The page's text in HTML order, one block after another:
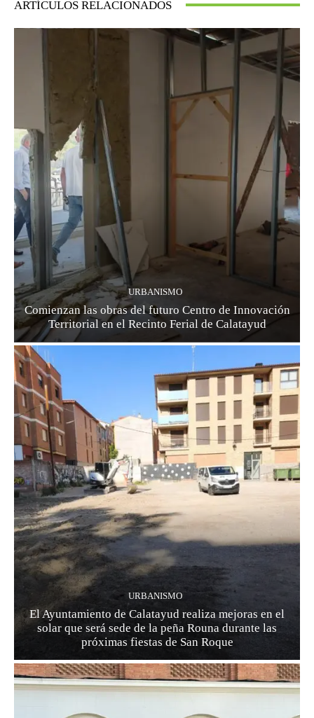
ARTÍCULOS RELACIONADOS
URBANISMO
Comienzan las obras del futuro Centro de Innovación
Territorial en el Recinto Ferial de Calatayud
URBANISMO
El Ayuntamiento de Calatayud realiza mejoras en el
solar que será sede de la peña Rouna durante las
próximas fiestas de San Roque